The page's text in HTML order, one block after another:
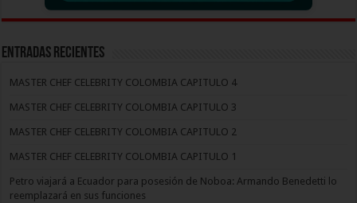
Entradas recientes
MASTER CHEF CELEBRITY COLOMBIA CAPITULO 4
MASTER CHEF CELEBRITY COLOMBIA CAPITULO 3
MASTER CHEF CELEBRITY COLOMBIA CAPITULO 2
MASTER CHEF CELEBRITY COLOMBIA CAPITULO 1
Petro viajará a Ecuador para posesión de Noboa: Armando Benedetti lo
reemplazará en sus funciones